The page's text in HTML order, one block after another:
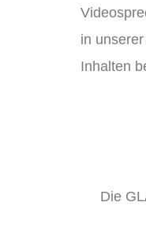
in
Inhalten
Die